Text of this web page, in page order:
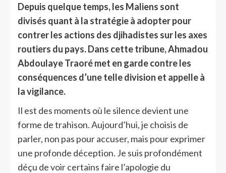
Depuis quelque temps, les Maliens sont
divisés quant à la stratégie à adopter pour
contrer les actions des djihadistes sur les axes
routiers du pays. Dans cette tribune, Ahmadou
Abdoulaye Traoré met en garde contre les
conséquences d’une telle division et appelle à
la vigilance.
Il est des moments où le silence devient une
forme de trahison. Aujourd’hui, je choisis de
parler, non pas pour accuser, mais pour exprimer
une profonde déception. Je suis profondément
déçu de voir certains faire l’apologie du